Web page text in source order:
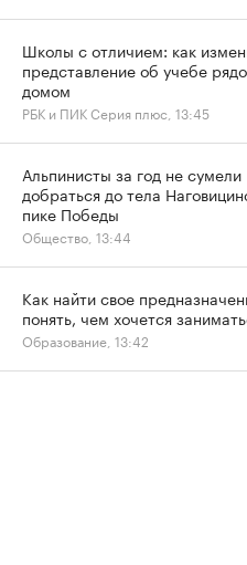
Школы с отличием: как
представление об учебе
домом
РБК и ПИК Серия плюс, 13:45
Альпинисты за год не сумели
добраться до тела
пике Победы
Общество, 13:44
Как найти свое
понять, чем хочется
Образование, 13:42